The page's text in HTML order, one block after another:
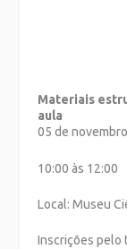
Materiais
aula
05 de novembro
10:00 às 12:00
Local: Museu
Inscrições pelo